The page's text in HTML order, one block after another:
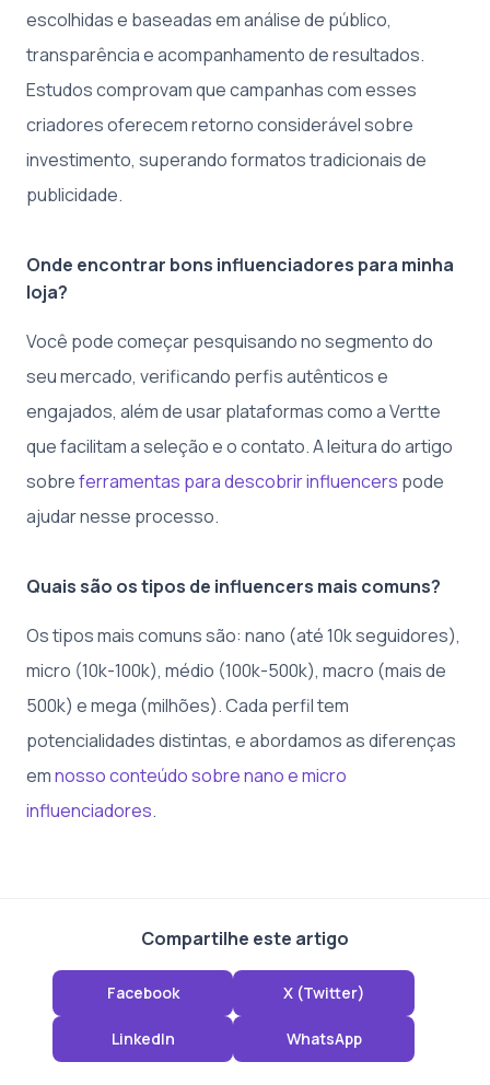
escolhidas e baseadas em análise de público,
transparência e acompanhamento de resultados.
Estudos comprovam que campanhas com esses
criadores oferecem retorno considerável sobre
investimento, superando formatos tradicionais de
publicidade.
Onde encontrar bons influenciadores para minha
loja?
Você pode começar pesquisando no segmento do
seu mercado, verificando perfis autênticos e
engajados, além de usar plataformas como a Vertte
que facilitam a seleção e o contato. A leitura do artigo
sobreferramentas para descobrir influencers pode
ajudar nesse processo.
Quais são os tipos de influencers mais comuns?
Os tipos mais comuns são: nano (até 10k seguidores),
micro (10k-100k), médio (100k-500k), macro (mais de
500k) e mega (milhões). Cada perfil tem
potencialidades distintas, e abordamos as diferenças
emnosso conteúdo sobre nano e micro
influenciadores.
Compartilhe este artigo
Facebook X (Twitter)
LinkedIn WhatsApp